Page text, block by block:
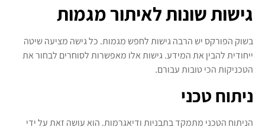
גישות שונות לאיתור מגמות
בשוק הפורקס יש הרבה גישות לחפש מגמות. כל גישה מציעה שיטה
ייחודית להבין את המידע. גישות אלו מאפשרות לסוחרים לבחור את
הטכניקות הכי טובות עבורם.
ניתוח טכני
הניתוח הטכני מתמקד בתבניות ודיאגרמות. הוא עושה זאת על ידי